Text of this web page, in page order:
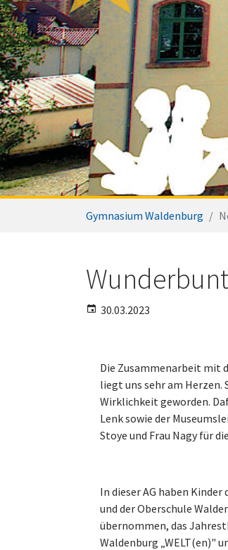
Gymnasium Waldenburg
30.03.2023
Die Zusammenarbeit mit
liegt uns sehr am Herzen.
Wirklichkeit geworden.
Lenk sowie der
Stoye und Frau Nagy für
In dieser AG haben Kinder
und der Oberschule
übernommen, das
Waldenburg „WELT(en)"